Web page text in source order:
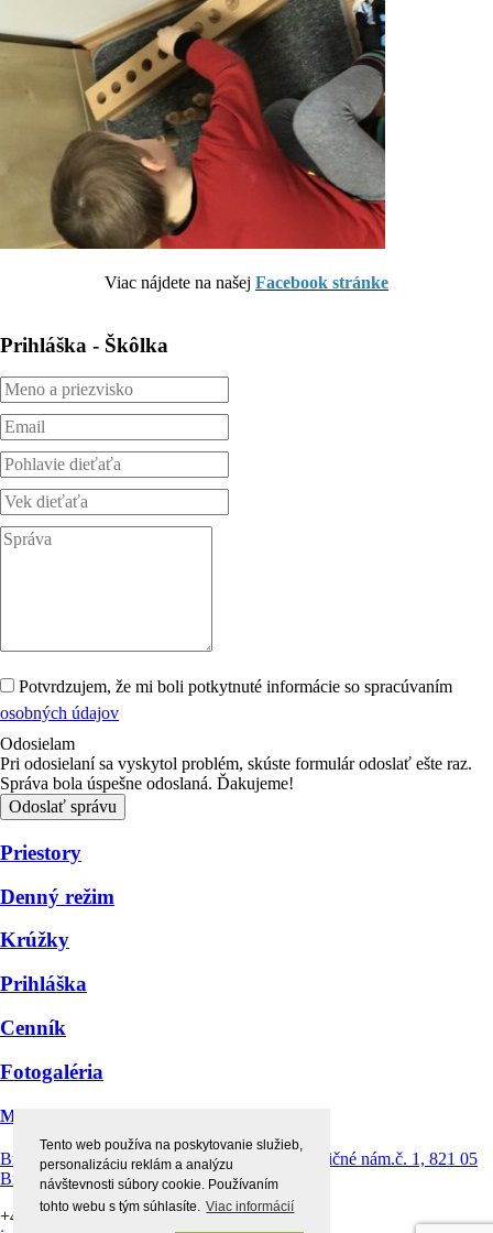
Tento web používa na poskytovanie služieb,
personalizáciu reklám a analýzu
návštevnosti súbory cookie. Používaním
tohto webu s tým súhlasíte. Viac informácií
Viac nájdete na našej Facebook stránke
Prihláška - Škôlka
Potvrdzujem, že mi boli potkytnuté informácie so spracúvaním
osobných údajov
Odosielam
Pri odosielaní sa vyskytol problém, skúste formulár odoslať ešte raz.
Správa bola úspešne odoslaná. Ďakujeme!
Odoslať správu
Priestory
Denný režim
Krúžky
Prihláška
Cenník
Fotogaléria
Montessori centrum štvorlístok
Bratislava Ružinov - Prievoz, Prevádzka: Radničné nám.č. 1, 821 05
Bratislava
+421 903 154 156 |+421 902 832 430